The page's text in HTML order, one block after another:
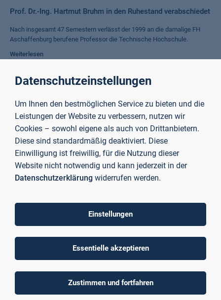
Prof. Dr.-Ing. Hartmut Bruhm in den Ruhestand verabschiedet
Nach insgesamt 47 Semestern verlässt der 1999 an die damalige FH
Aschaffenburg berufene Professor die Technische Hochschule.
Weiterlesen
Die ersten drei Abschlüsse im Studiengang Medical
Engineering and Data Science
Elias Mende, Aileen Reusing und Ismat Zarbaliyev haben als die
schnellsten drei MEDS-Studierenden ihr Studium an der TH
Aschaffenburg erfolgreich abgeschlossen.
Weiterlesen
und Informatik in Lehre und Forschung.
Die Zusammenarbeit mit dem bayerischen Cluster Sensorik bereichert
die Forschung der TH Aschaffenburg in der Schlüsseltechnologie
Datenschutzeinstellungen
Um Ihnen den bestmöglichen Service zu bieten und die
Leistungen der Website zu verbessern, nutzen wir
Cookies – sowohl eigene als auch von Drittanbietern.
Diese sind standardmäßig deaktiviert. Diese
Einwilligung ist freiwillig, für die Nutzung dieser
Website nicht notwendig und kann jederzeit in der
Datenschutzerklärung widerrufen werden.
Einstellungen
Essentielle akzeptieren
Zustimmen und fortfahren